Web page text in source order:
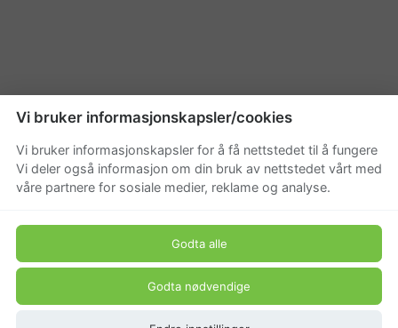
Vi bruker informasjonskapsler/cookies
Vi bruker informasjonskapsler for å få nettstedet til å fungere
Vi deler også informasjon om din bruk av nettstedet vårt med
våre partnere for sosiale medier, reklame og analyse.
Godta alle
Godta nødvendige